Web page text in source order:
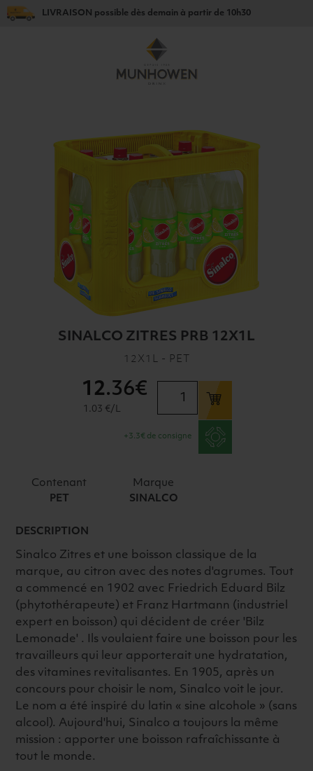
LIVRAISON possible dès demain à partir de 10h30
SINALCO ZITRES PRB 12X1L
12X1L - PET
SINALCO
ZITRES
12.36€
1.03 €/L
+3.3€ de consigne
Contenant
PET
Marque
SINALCO
DESCRIPTION
Sinalco Zitres et une boisson classique de la
marque, au citron avec des notes d'agrumes. Tout
a commencé en 1902 avec Friedrich Eduard Bilz
(phytothérapeute) et Franz Hartmann (industriel
expert en boisson) qui décident de créer 'Bilz
Lemonade' . Ils voulaient faire une boisson pour les
travailleurs qui leur apporterait une hydratation,
des vitamines revitalisantes. En 1905, après un
concours pour choisir le nom, Sinalco voit le jour.
Le nom a été inspiré du latin « sine alcohole » (sans
alcool). Aujourd'hui, Sinalco a toujours la même
mission : apporter une boisson rafraîchissante à
tout le monde.